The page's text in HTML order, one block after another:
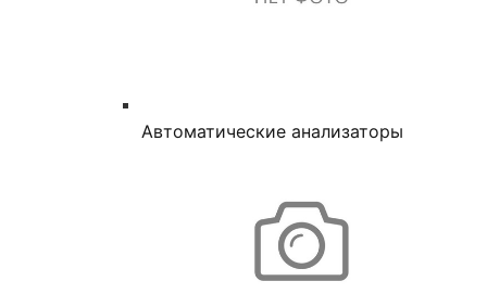
Автоматические анализаторы